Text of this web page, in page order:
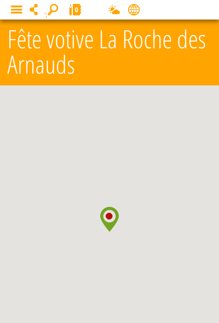
Fête votive La Roche des
Arnauds
MENU 0
Panneau de gestion des cookies